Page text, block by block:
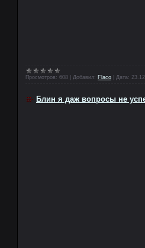
Просмотров: 608 Добавил: Flaco Дата:
Блин я даж вопросы не